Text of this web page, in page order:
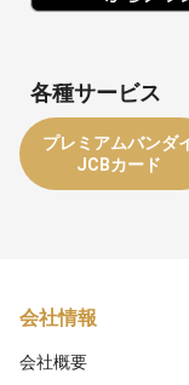
各種サービス
プレミアムバンダ
JCBカード
会社情報
会社概要